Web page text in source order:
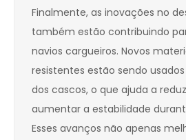
Finalmente, as inovações no
também estão contribuindo
navios cargueiros. Novos
resistentes estão sendo
dos cascos, o que ajuda a
aumentar a estabilidade
Esses avanços não apenas